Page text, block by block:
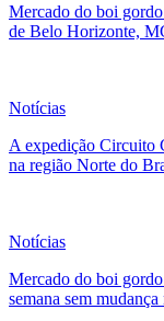
Mercado do boi
de Belo Horizonte,
Notícias
A expedição Circuito
na região Norte do
Notícias
Mercado do boi
semana sem mudança